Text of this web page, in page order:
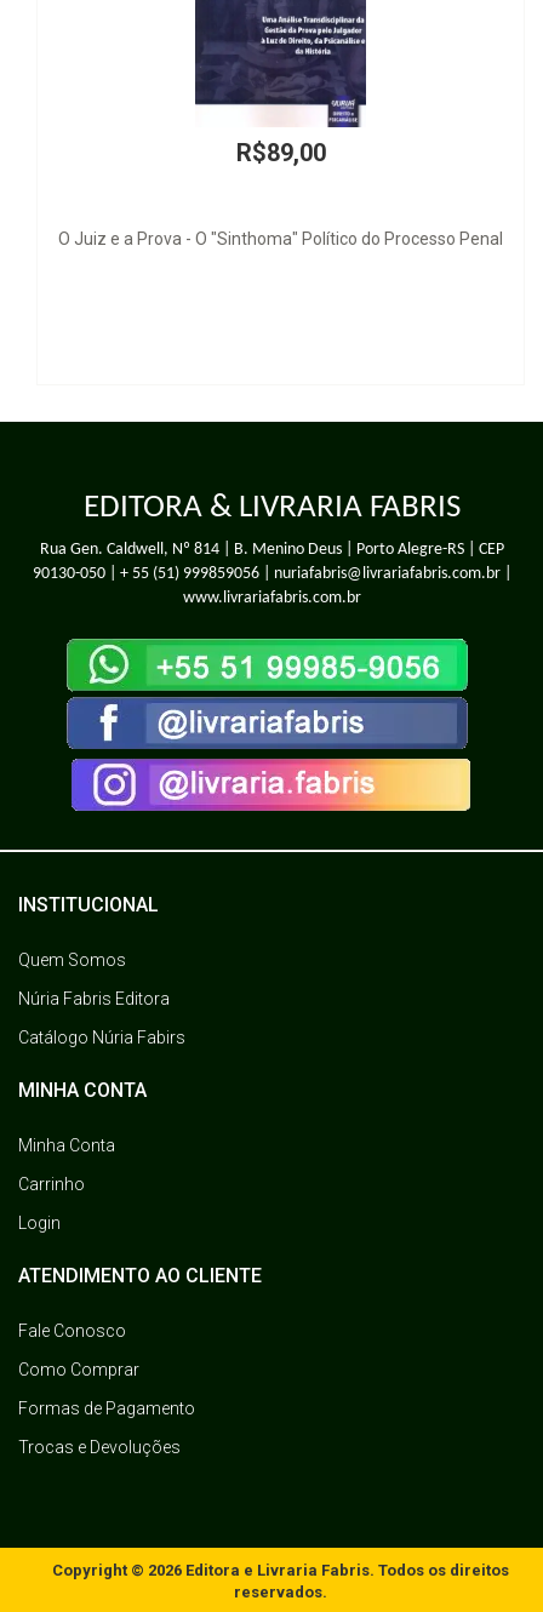
- O "Sinthoma" Político do Processo Penal
EDITORA & LIVRARIA FABRIS
Rua Gen. Caldwell, Nº 814 | B. Menino Deus | Porto Alegre-RS | CEP
90130-050 | + 55 (51) 999859056| nuriafabris@livrariafabris.com.br |
www.livrariafabris.com.br
INSTITUCIONAL
Quem Somos
Núria Fabris Editora
Catálogo Núria Fabirs
MINHA CONTA
Minha Conta
Carrinho
Login
ATENDIMENTO AO CLIENTE
Fale Conosco
Como Comprar
Formas de Pagamento
Trocas e Devoluções
Copyright © 2026 Editora e Livraria Fabris. Todos os direitos
reservados.